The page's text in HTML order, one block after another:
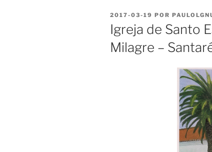
PUBLICADO
EM
2017-03-19 POR
Igreja de Santo
Milagre –